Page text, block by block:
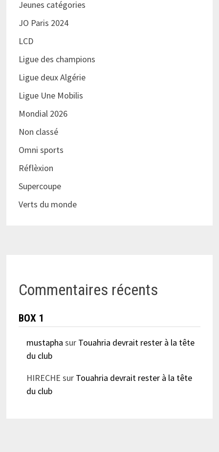
Jeunes catégories
JO Paris 2024
LCD
Ligue des champions
Ligue deux Algérie
Ligue Une Mobilis
Mondial 2026
Non classé
Omni sports
Réflèxion
Supercoupe
Verts du monde
Commentaires récents
BOX 1
mustapha sur Touahria devrait rester à la tête
du club
HIRECHE sur Touahria devrait rester à la tête
du club